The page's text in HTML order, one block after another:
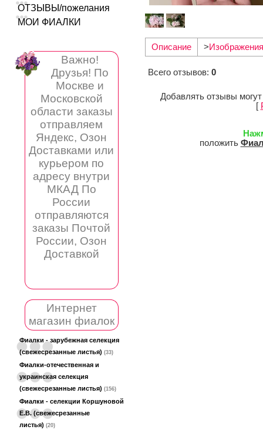
ОТЗЫВЫ/пожелания
МОИ ФИАЛКИ
Важно!
Друзья! По
Москве и
Московской
области заказы
отправляем
Яндекс, Озон
Доставками или
курьером по
адресу внутри
МКАД По
России
отправляются
заказы Почтой
России, Озон
Доставкой
Интернет
магазин фиалок
Фиалки - зарубежная селекция
(свежесрезанные листья) (33)
Фиалки-отечественная и
украинская селекция
(свежесрезанные листья) (156)
Фиалки - селекции Коршуновой
Е.В. (свежесрезанные
листья) (20)
Описание >Изображения
Всего отзывов: 0
Добавлять отзывы
[
положить